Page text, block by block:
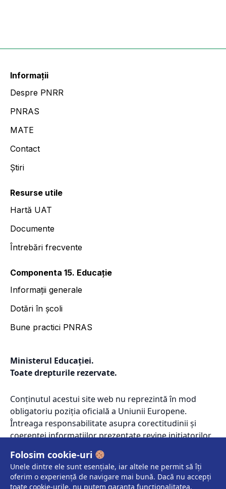
Folosim cookie-uri
Unele dintre ele sunt esențiale, iar altele ne permit să îți
oferim o experiență de navigare mai bună. Dacă nu accepți
toate cookie-urile, nu putem garanta funcționalitatea.
Informații
Despre PNRR
PNRAS
MATE
Contact
Știri
Resurse utile
Hartă UAT
Documente
Întrebări frecvente
Componenta 15. Educație
Informații generale
Dotări în școli
Bune practici PNRAS
Ministerul Educației.
Toate drepturile rezervate.
Conținutul acestui site web nu reprezintă în mod
obligatoriu poziția oficială a Uniunii Europene.
Întreaga responsabilitate asupra corectitudinii și
coerenței informațiilor prezentate revine inițiatorilor